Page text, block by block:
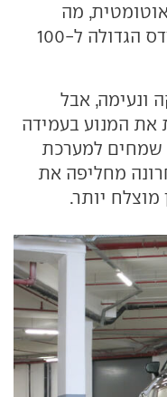
9 הילוכים אוטומטית, מה
שמספיק כדי להזניק את המרצדס הגדולה ל-100
ונעימה, אבל
המנוע בעמידה
שמחים למערכת
מחליפה את
יותר.